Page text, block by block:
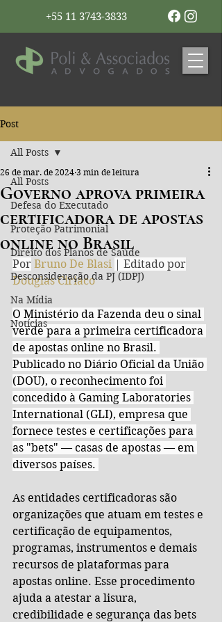
+55 11 3743-3833
Post
All Posts
Defesa do Executado
Proteção Patrimonial
Direito dos Planos de Saúde
Desconsideração da PJ (IDPJ)
Na Mídia
Notícias
All Posts
Governo aprova primeira
certificadora de apostas
online no Brasil
26 de mar. de 2024 3 min de leitura
Por Bruno De Blasi | Editado por
Douglas Ciriaco
O Ministério da Fazenda deu o sinal
verde para a primeira certificadora
de apostas online no Brasil.
Publicado no Diário Oficial da União
(DOU), o reconhecimento foi
concedido à Gaming Laboratories
International (GLI), empresa que
fornece testes e certificações para
as "bets" — casas de apostas — em
diversos países.
As entidades certificadoras são
organizações que atuam em testes e
certificação de equipamentos,
programas, instrumentos e demais
recursos de plataformas para
apostas online. Esse procedimento
ajuda a atestar a lisura,
credibilidade e segurança das bets